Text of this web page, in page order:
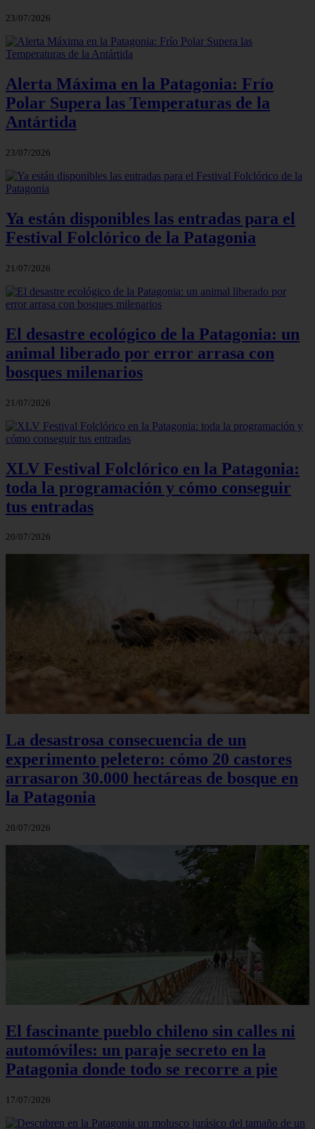
23/07/2026
Alerta Máxima en la Patagonia: Frío
Polar Supera las Temperaturas de la
Antártida
23/07/2026
Ya están disponibles las entradas para el
Festival Folclórico de la Patagonia
21/07/2026
El desastre ecológico de la Patagonia: un
animal liberado por error arrasa con
bosques milenarios
21/07/2026
XLV Festival Folclórico en la Patagonia:
toda la programación y cómo conseguir
tus entradas
20/07/2026
La desastrosa consecuencia de un
experimento peletero: cómo 20 castores
arrasaron 30.000 hectáreas de bosque en
la Patagonia
20/07/2026
El fascinante pueblo chileno sin calles ni
automóviles: un paraje secreto en la
Patagonia donde todo se recorre a pie
17/07/2026